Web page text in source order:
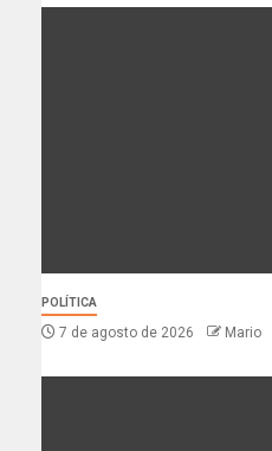
POLÍTICA
7 de agosto de 2026 Mario